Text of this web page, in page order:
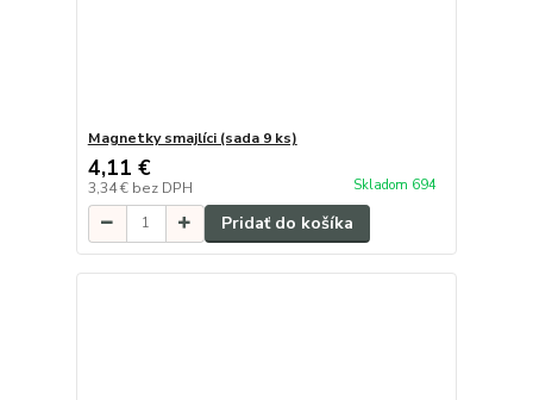
Magnetky smajlíci (sada 9 ks)
4,11 €
3,34 € bez DPH Skladom 694
Pridať do košíka